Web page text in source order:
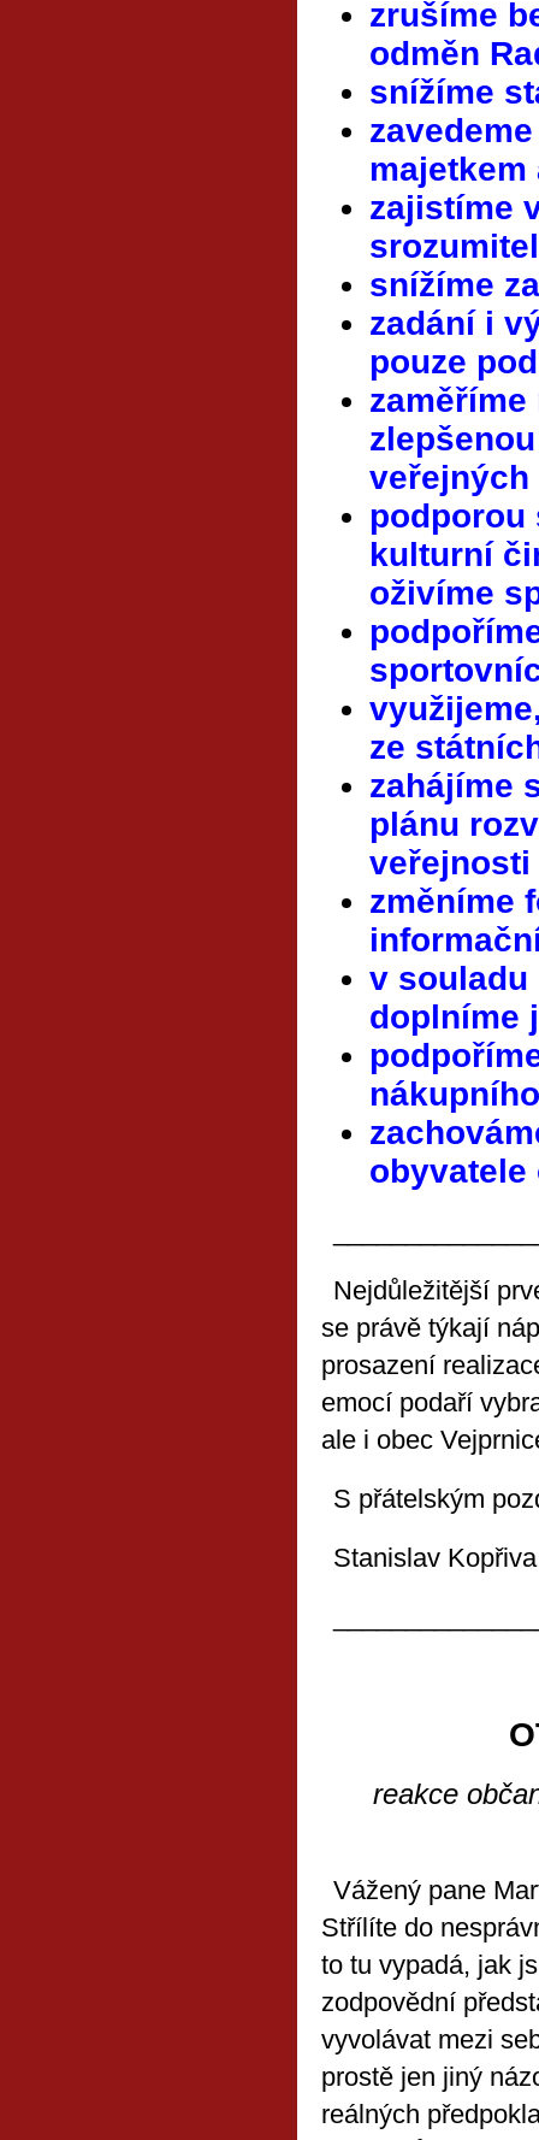
zrušíme
odměn
snížíme
zajistíme
snížíme
zadání i
pouze
zaměříme
veřejných
podporou
kulturní
oživíme
ze
zahájíme
plánu
veřejnosti
změníme
v
doplníme
obyvatele
Nejdůležitější
se právě týkají
prosazení
emocí podaří
ale i obec
S přátelským
Stanislav
reakce
Vážený pane
Střílíte do
to tu vypadá, jak
zodpovědní
vyvolávat mezi
prostě jen jiný
reálných